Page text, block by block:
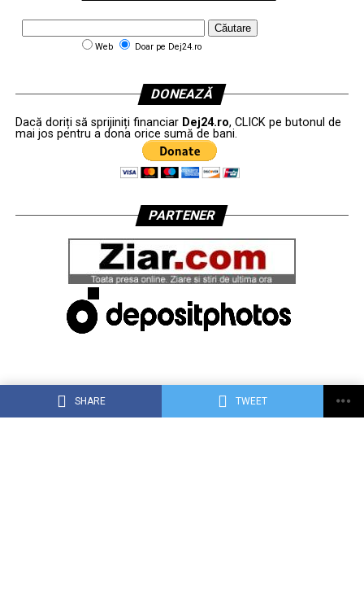
SHARE TWEET
Web Doar pe Dej24.ro
DONEAZĂ
Dacă doriți să sprijiniți financiar Dej24.ro, CLICK pe butonul de
mai jos pentru a dona orice sumă de bani.
PARTENER